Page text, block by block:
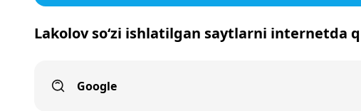
Lakolov so‘zi ishlatilgan saytlarni internetda
Google